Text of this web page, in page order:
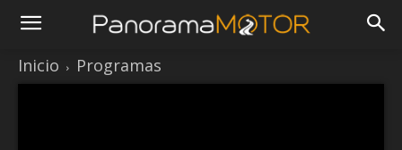
Inicio Programas